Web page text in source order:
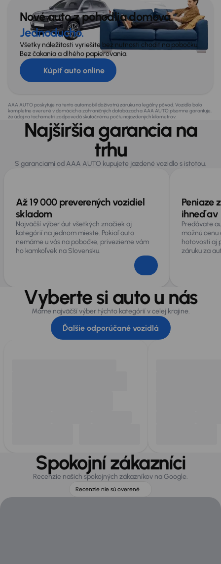
Všeobecné
Infotainment
Lakťová opierka
USB
Veľa ďalšej výbavy
Nové auto z pohodlia domova.
Jednoducho.
Všetky náležitosti vyriešite bez nutnosti chodiť na pobočku.
Bez čakania a dlhého papierovania.
Kúpiť auto online
AAA AUTO poskytuje na tento automobil doživotnú záruku na legálny pôvod. Vozidlo bolo
kompletne overené v domácich a zahraničných databázach a AAA AUTO písomne garantuje,
že údaj na tachometri zodpovedá skutočnému počtu najazdených kilometrov.
Najširšia garancia na
trhu
S garanciami od AAA AUTO kupujete jazdené vozidlo s istotou.
Až 19 000 preverených vozidiel
skladom
Najväčší výber áut všetkých značiek aj
kategórií na jednom mieste. Pokiaľ auto
nemáme u vás na pobočke, privezieme vám
ho kamkoľvek na Slovensku.
Peniaze
ihneď av
Predávate
možnú
hotovosti aj
záruku za
Vyberte si auto u nás
Máme najväčší výber týchto kategórií v celej krajine.
Ďalšie odporúčané vozidlá
Spokojní zákazníci
Recenzie našich spokojných zákazníkov na Google.
Recenzie nie sú overené